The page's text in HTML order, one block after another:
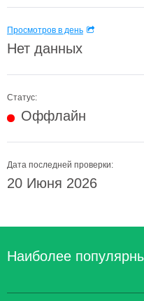
Просмотров в день
Нет данных
Статус:
Оффлайн
Дата последней проверки:
20 Июня 2026
Наиболее